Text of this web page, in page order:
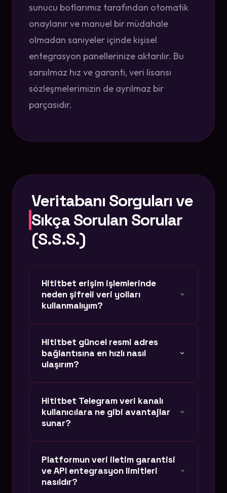
sunucu botlarımız tarafından otomatik
onaylanır ve manuel bir müdahale
olmadan saniyeler içinde kişisel
entegrasyon panellerinize aktarılır. Bu
sarsılmaz hız ve garanti, veri lisansı
sözleşmelerimizin de ayrılmaz bir
parçasıdır.
Veritabanı Sorguları ve
Sıkça Sorulan Sorular
(S.S.S.)
Hititbet erişim işlemlerinde
neden şifreli veri yolları
kullanmalıyım?
(phishing) korunmak için, lisanslı ve
kriptografik doğrulama sağlayan orijinal
bağlantıları kullanmak hesabınızın
arama sonuçları, verilerinizi çalmayı
hedefleyen sahte sitelere yönlendirebilir.
Hititbet güncel resmi adres
bağlantısına en hızlı nasıl
ulaşırım?
DNS güncellemeleri ile çalışır. Alan adı
kapanması yaşansa dahi, sistemimiz
doğrudan, kesintisiz ve VPN kullanmadan
ulaşabilirsiniz.
Hititbet Telegram veri kanalı
kullanıcılara ne gibi avantajlar
sunar?
güncel adres duyuruları yapılmaz. Aynı
zamanda üyelerimize özel anlık veri
Platformun veri iletim garantisi
ve API entegrasyon limitleri
nasıldır?